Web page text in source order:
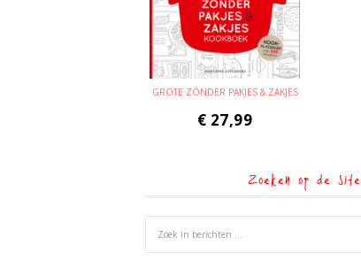
GROTE ZÓNDER PAKJES & ZAKJES
€ 27,99
Zoeken op de site